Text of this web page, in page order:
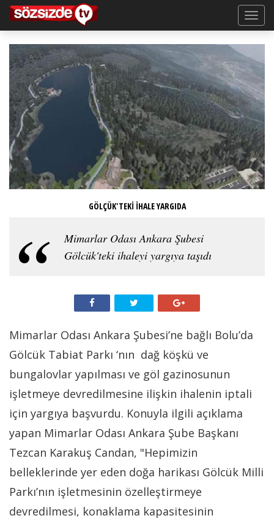
GÖLÇÜK'TEKİ İHALE YARGIDA
Mimarlar Odası Ankara Şubesi
Gölcük'teki ihaleyi yargıya taşıdı
Mimarlar Odası Ankara Şubesi’ne bağlı Bolu’da
Gölcük Tabiat Parkı ‘nın dağ köşkü ve
bungalovlar yapılması ve göl gazinosunun
işletmeye devredilmesine ilişkin ihalenin iptali
için yargıya başvurdu. Konuyla ilgili açıklama
yapan Mimarlar Odası Ankara Şube Başkanı
Tezcan Karakuş Candan, "Hepimizin
belleklerinde yer eden doğa harikası Gölcük Milli
Parkı’nın işletmesinin özelleştirmeye
devredilmesi, konaklama kapasitesinin